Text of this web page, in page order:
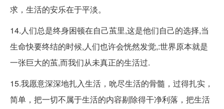
求，生活的安乐在于平淡。
14.人们总是终身困顿在自己茧里,这是他们自己的选择,当
生命快要终结的时候,人们也许会恍然发觉,:世界原本就是
一张巨大的茧,而我们从未真正的生活过.
15.我愿意深深地扎入生活，吮尽生活的骨髓，过得扎实，
简单，把一切不属于生活的内容剔除得干净利落，把生活